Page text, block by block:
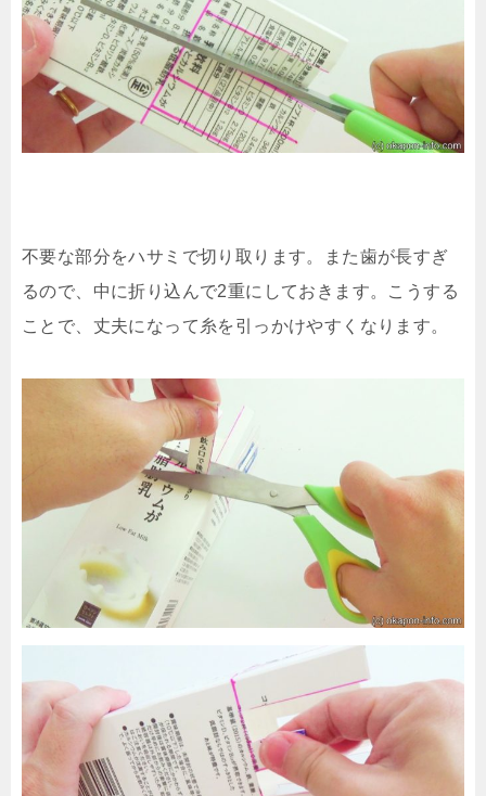
不要な部分をハサミで切り取ります。また歯が長すぎ
るので、中に折り込んで2重にしておきます。こうする
ことで、丈夫になって糸を引っかけやすくなります。